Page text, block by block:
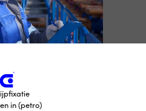
in (petro)